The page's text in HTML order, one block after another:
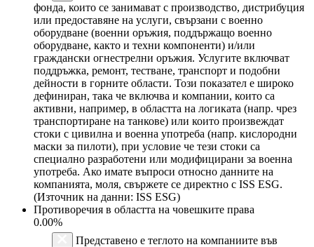
фонда, които се занимават с производство, дистрибуция
или предоставяне на услуги, свързани с военно
оборудване (военни оръжия, поддържащо военно
оборудване, както и техни компоненти) и/или
граждански огнестрелни оръжия. Услугите включват
поддръжка, ремонт, тестване, транспорт и подобни
дейности в горните области. Този показател е широко
дефиниран, така че включва и компании, които са
активни, например, в областта на логиката (напр. чрез
транспортиране на танкове) или които произвеждат
стоки с цивилна и военна употреба (напр. кислородни
маски за пилоти), при условие че тези стоки са
специално разработени или модифицирани за военна
употреба. Ако имате въпроси относно данните на
компанията, моля, свържете се директно с ISS ESG.
(Източник на данни: ISS ESG)
Противоречия в областта на човешките права
0.00%
Представено е теглото на компаниите във